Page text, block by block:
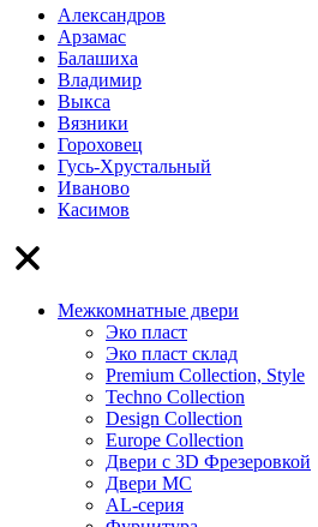
Александров
Арзамас
Балашиха
Владимир
Выкса
Вязники
Гороховец
Гусь-Хрустальный
Иваново
Касимов
Межкомнатные двери
Эко пласт
Эко пласт склад
Premium Collection, Style
Techno Collection
Design Collection
Europe Collection
Двери с 3D Фрезеровкой
Двери МС
AL-серия